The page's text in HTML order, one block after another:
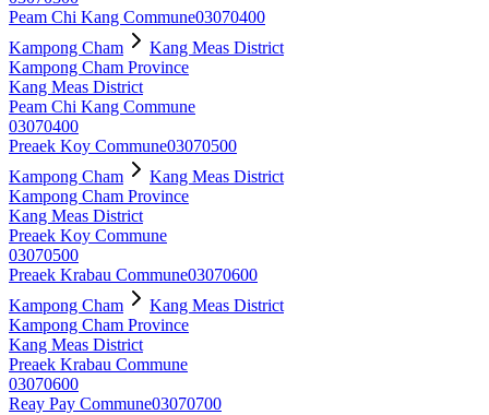
Peam Chi Kang Commune03070400
Kampong Cham
Kang Meas District
Kampong Cham Province
Kang Meas District
Peam Chi Kang Commune
03070400
Preaek Koy Commune03070500
Kampong Cham
Kang Meas District
Kampong Cham Province
Kang Meas District
Preaek Koy Commune
03070500
Preaek Krabau Commune03070600
Kampong Cham
Kang Meas District
Kampong Cham Province
Kang Meas District
Preaek Krabau Commune
03070600
Reay Pay Commune03070700